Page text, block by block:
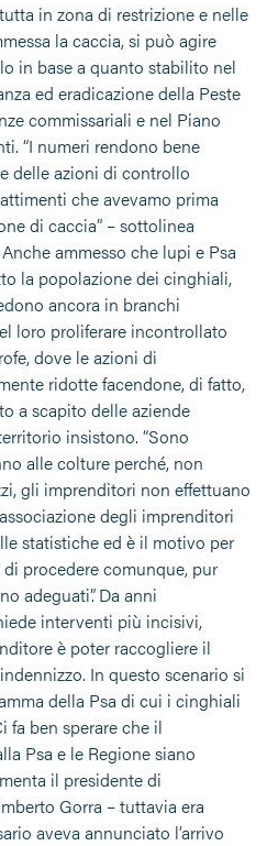
in zona di restrizione e nelle
la caccia, si può agire
in base a quanto stabilito nel
ed eradicazione della Peste
commissariali e nel Piano
“I numeri rendono bene
delle azioni di controllo
che avevamo prima
di caccia” – sottolinea
ammesso che lupi e Psa
la popolazione dei cinghiali,
ancora in branchi
loro proliferare incontrollato
dove le azioni di
ridotte facendone, di fatto,
a scapito delle aziende
insistono. “Sono
alle colture perché, non
gli imprenditori non effettuano
degli imprenditori
statistiche ed è il motivo per
procedere comunque, pur
adeguati”. Da anni
interventi più incisivi,
è poter raccogliere il
In questo scenario si
della Psa di cui i cinghiali
fa ben sperare che il
Psa e le Regione siano
il presidente di
Gorra – tuttavia era
aveva annunciato l’arrivo